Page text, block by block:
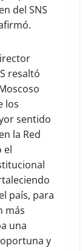
del SNS
resaltó
los
sentido
la Red
el
país, para
más
una
y